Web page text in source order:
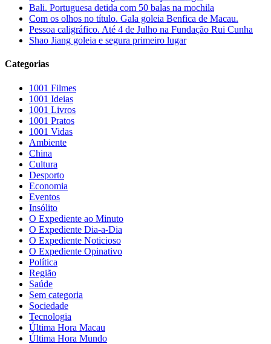
Bali. Portuguesa detida com 50 balas na mochila
Com os olhos no título. Gala goleia Benfica de Macau.
Pessoa caligráfico. Até 4 de Julho na Fundação Rui Cunha
Shao Jiang goleia e segura primeiro lugar
Categorias
1001 Filmes
1001 Ideias
1001 Livros
1001 Pratos
1001 Vidas
Ambiente
China
Cultura
Desporto
Economia
Eventos
Insólito
O Expediente ao Minuto
O Expediente Dia-a-Dia
O Expediente Noticioso
O Expediente Opinativo
Política
Região
Saúde
Sem categoria
Sociedade
Tecnologia
Última Hora Macau
Última Hora Mundo